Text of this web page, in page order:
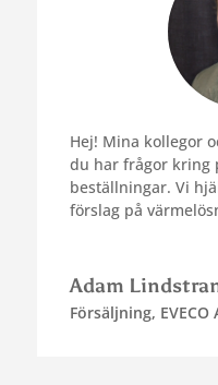
Hej! Mina kollegor
du har frågor kring
beställningar. Vi
förslag på
Adam
Försäljning, EVECO